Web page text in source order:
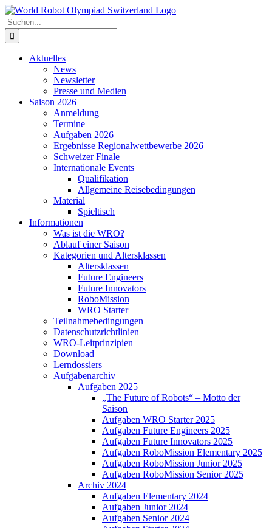
Zum
Inhalt
springen
Suche
nach:
Aktuelles
News
Newsletter
Presse und Medien
Saison 2026
Anmeldung
Termine
Aufgaben 2026
Ergebnisse Regionalwettbewerbe 2026
Schweizer Finale
Internationale Events
Qualifikation
Allgemeine Reisebedingungen
Material
Spieltisch
Informationen
Was ist die WRO?
Ablauf einer Saison
Kategorien und Altersklassen
Altersklassen
Future Engineers
Future Innovators
RoboMission
WRO Starter
Teilnahmebedingungen
Datenschutzrichtlinien
WRO-Leitprinzipien
Download
Lerndossiers
Aufgabenarchiv
Aufgaben 2025
„The Future of Robots“ – Motto der
Saison
Aufgaben WRO Starter 2025
Aufgaben Future Engineers 2025
Aufgaben Future Innovators 2025
Aufgaben RoboMission Elementary 2025
Aufgaben RoboMission Junior 2025
Aufgaben RoboMission Senior 2025
Archiv 2024
Aufgaben Elementary 2024
Aufgaben Junior 2024
Aufgaben Senior 2024